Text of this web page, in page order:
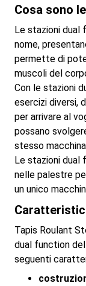
Cosa sono
Le stazioni
nome,
permette di
muscoli del
Con le stazioni
esercizi diversi,
per arrivare al
possano
stesso
Le stazioni dual
nelle palestre
un unico
Tapis Roulant
dual function
seguenti